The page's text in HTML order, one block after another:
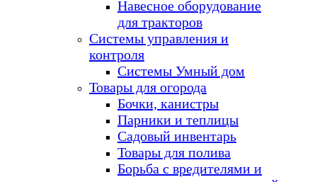
Навесное оборудование
для тракторов
Системы управления и
контроля
Системы Умный дом
Товары для огорода
Бочки, канистры
Парники и теплицы
Садовый инвентарь
Товары для полива
Борьба с вредителями и